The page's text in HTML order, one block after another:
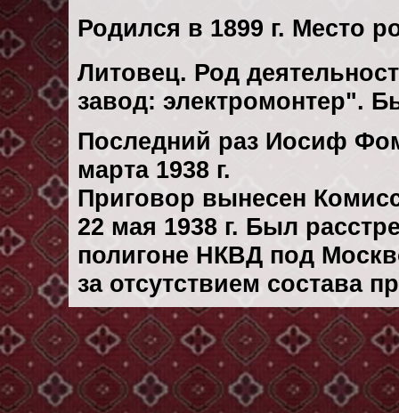
Родился в 1899 г. Место
Литовец. Род
завод: электромонтер".
Последний раз Иосиф
марта 1938 г.
Приговор вынесен
22 мая 1938 г. Был
полигоне НКВД под
за отсутствием состава